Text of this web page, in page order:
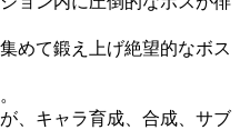
めて鍛え上げ絶望的なボス
、キャラ育成、合成、サブ